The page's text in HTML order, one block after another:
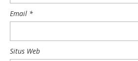
Email *
Situs Web